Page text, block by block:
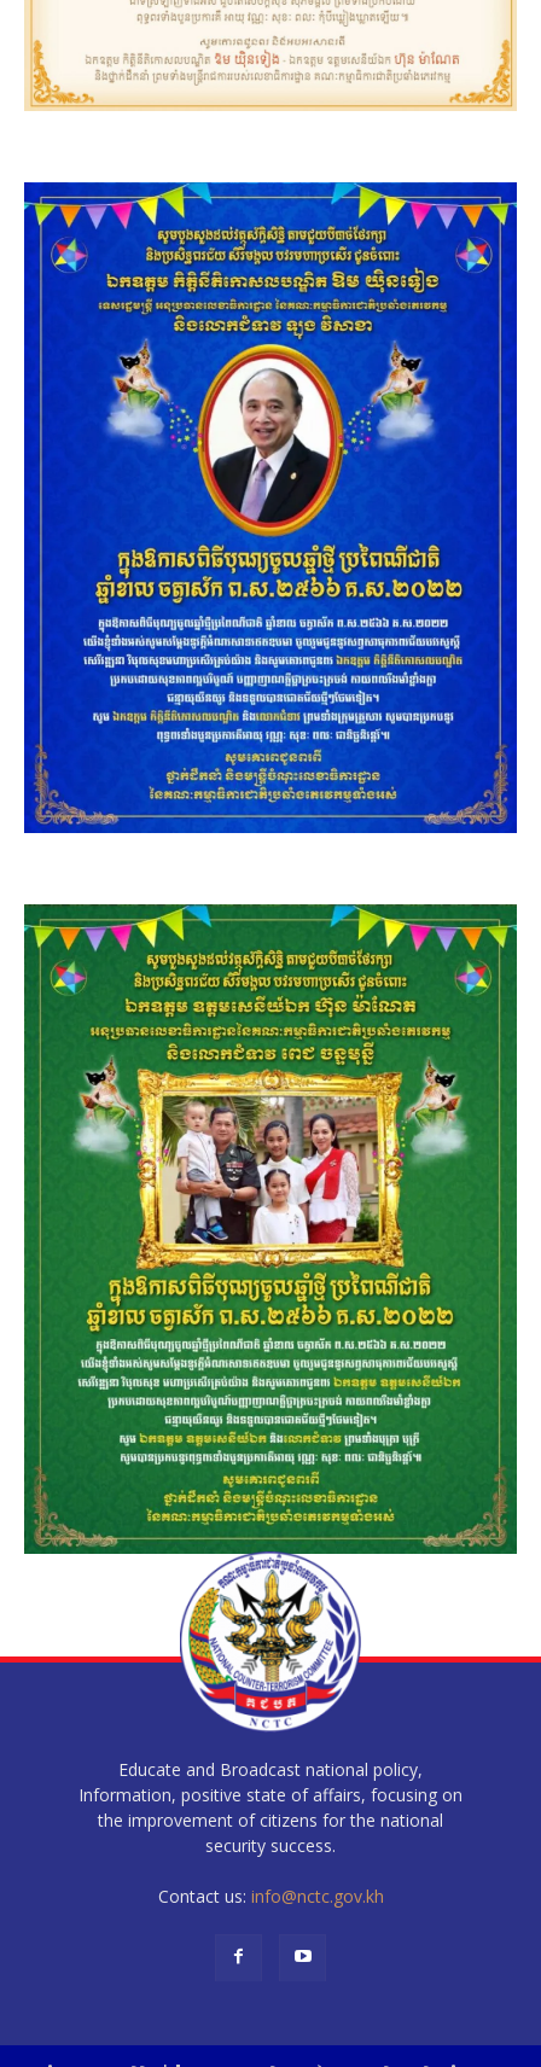
Educate and Broadcast national policy,
Information, positive state of affairs, focusing on
the improvement of citizens for the national
security success.
Contact us: info@nctc.gov.kh